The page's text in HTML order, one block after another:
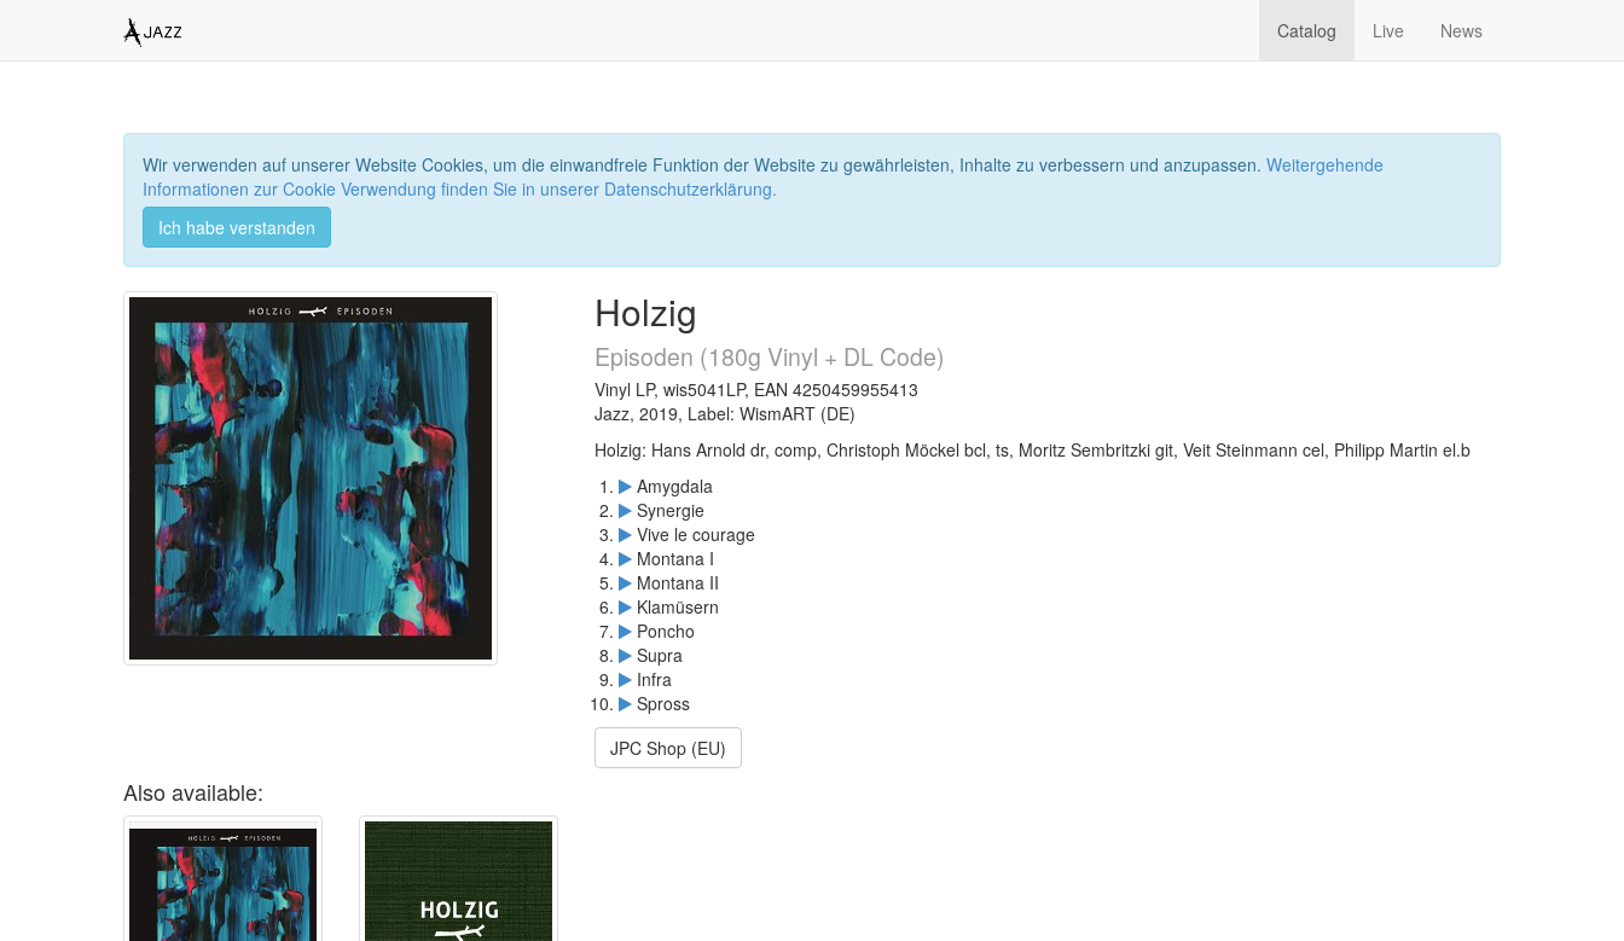
Catalog Live News
Wir verwenden auf unserer Website Cookies, um die einwandfreie Funktion der Website zu gewährleisten, Inhalte zu verbessern und anzupassen. Weitergehende
Informationen zur Cookie Verwendung finden Sie in unserer Datenschutzerklärung.
Ich habe verstanden
Holzig
Episoden (180g Vinyl + DL Code)
Vinyl LP, wis5041LP, EAN 4250459955413
Jazz, 2019, Label: WismART (DE)
Holzig: Hans Arnold dr, comp, Christoph Möckel bcl, ts, Moritz Sembritzki git, Veit Steinmann cel, Philipp Martin el.b
Amygdala
Synergie
Vive le courage
Montana I
Montana II
Klamüsern
Poncho
Supra
Infra
Spross
JPC Shop (EU)
Also available: